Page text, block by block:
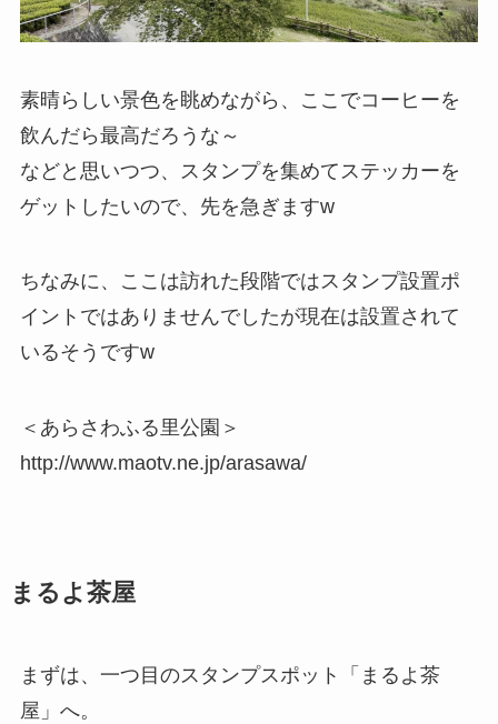
素晴らしい景色を眺めながら、ここでコーヒーを
飲んだら最高だろうな～
などと思いつつ、スタンプを集めてステッカーを
ゲットしたいので、先を急ぎますw
ちなみに、ここは訪れた段階ではスタンプ設置ポ
イントではありませんでしたが現在は設置されて
いるそうですw
＜あらさわふる里公園＞
http://www.maotv.ne.jp/arasawa/
まるよ茶屋
まずは、一つ目のスタンプスポット「まるよ茶
屋」へ。